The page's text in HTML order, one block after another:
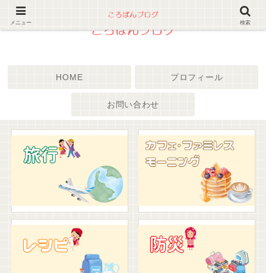
HOME プロフィール
お問い合わせ
メニュー 検索